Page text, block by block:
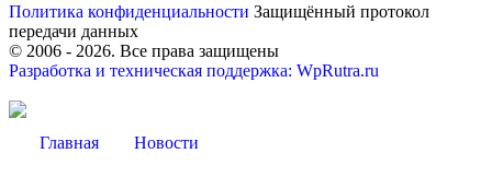
Политика конфиденциальности Защищённый протокол
передачи данных
© 2006 - 2026. Все права защищены
Разработка и техническая поддержка: WpRutra.ru
Главная Новости